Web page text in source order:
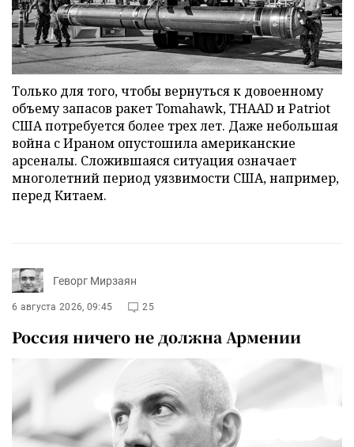
Только для того, чтобы вернуться к довоенному
объему запасов ракет Tomahawk, THAAD и Patriot
США потребуется более трех лет. Даже небольшая
война с Ираном опустошила американские
арсеналы. Сложившаяся ситуация означает
многолетний период уязвимости США, например,
перед Китаем.
Геворг Мирзаян
6 августа 2026, 09:45 25
Россия ничего не должна Армении